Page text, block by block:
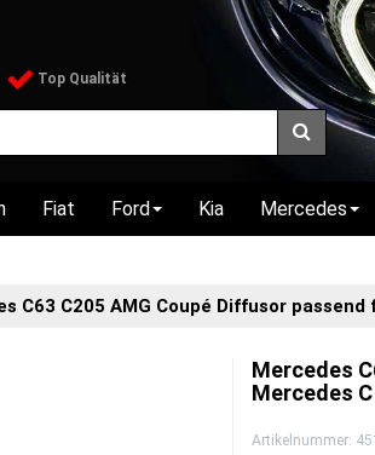
Top Qualität
Fiat Ford Kia Mercedes
C63 C205 AMG Coupé Diffusor
Mercedes
Mercedes
Artikelnummer: